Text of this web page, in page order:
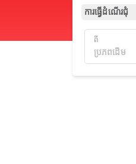
ការធ្វើដំណើរជុំ
ពី